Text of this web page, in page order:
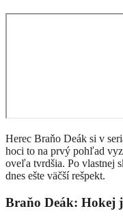
Herec Braňo Deák si v
hoci to na prvý pohľad
oveľa tvrdšia. Po vlastnej
dnes ešte väčší rešpekt.
Braňo Deák: Hokej